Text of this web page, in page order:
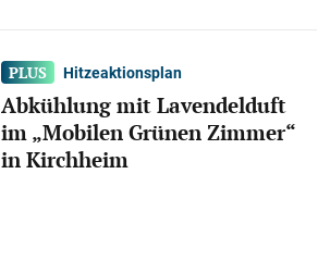
Hitzeaktionsplan
Abkühlung mit Lavendelduft
im „Mobilen Grünen Zimmer“
in Kirchheim